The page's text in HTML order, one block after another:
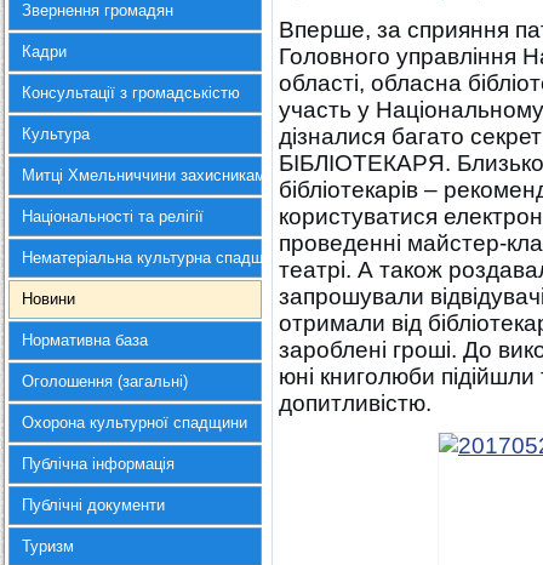
Звернення громадян
Кадри
Консультації з громадськістю
Культура
Митці Хмельниччини захисникам України
Національності та релігії
Нематеріальна культурна спадщина
Новини
Нормативна база
Оголошення (загальні)
Охорона культурної спадщини
Публічна інформація
Публічні документи
Туризм
Вперше, за сприяння
Головного управління
області, обласна
участь у Національному
дізналися багато
БІБЛІОТЕКАРЯ.
бібліотекарів –
користуватися
проведенні майстер-
театрі. А також
запрошували
отримали від
зароблені гроші. До
юні книголюби
допитливістю.